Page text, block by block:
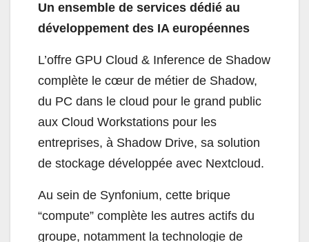
Un ensemble de services dédié au
développement des IA européennes
L’offre GPU Cloud & Inference de Shadow
complète le cœur de métier de Shadow,
du PC dans le cloud pour le grand public
aux Cloud Workstations pour les
entreprises, à Shadow Drive, sa solution
de stockage développée avec Nextcloud.
Au sein de Synfonium, cette brique
“compute” complète les autres actifs du
groupe, notamment la technologie de